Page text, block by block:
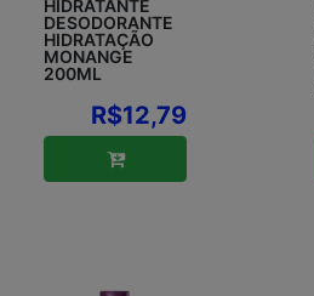
HIDRATANTE
DESODORANTE
HIDRATAÇÃO
MONANGE
200ML
R$12,79